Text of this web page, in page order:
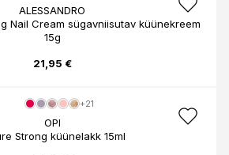
ALESSANDRO
Nail Cream sügavniisutav küünekreem
15g
21,95 €
+21
OPI
Strong küünelakk 15ml